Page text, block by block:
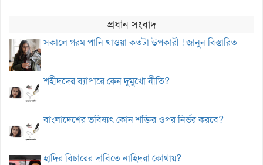
প্রধান সংবাদ
সকালে গরম পানি খাওয়া কতটা উপকারী ! জানুন বিস্তারিত
শহীদদের ব্যাপারে কেন দুমুখো নীতি?
বাংলাদেশের ভবিষ্যৎ কোন শক্তির ওপর নির্ভর করবে?
হাদির বিচারের দাবিতে নাহিদরা কোথায়?